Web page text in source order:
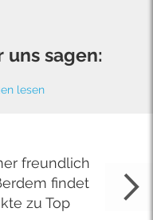
uns sagen:
lesen
freundlich
findet
zu Top